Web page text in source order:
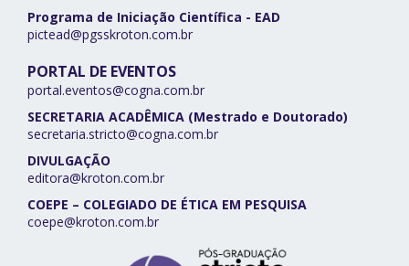
Programa de Iniciação Científica - EAD
pictead@pgsskroton.com.br
PORTAL DE EVENTOS
portal.eventos@cogna.com.br
SECRETARIA ACADÊMICA (Mestrado e Doutorado)
secretaria.stricto@cogna.com.br
DIVULGAÇÃO
editora@kroton.com.br
COEPE – COLEGIADO DE ÉTICA EM PESQUISA
coepe@kroton.com.br